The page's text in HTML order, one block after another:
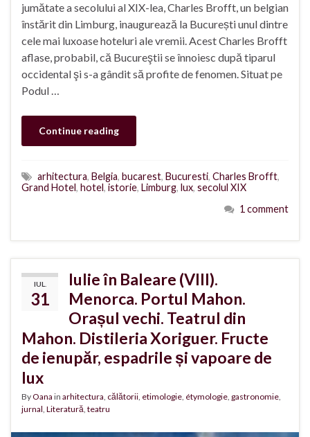
jumătate a secolului al XIX-lea, Charles Brofft, un belgian
înstărit din Limburg, inaugurează la București unul dintre
cele mai luxoase hoteluri ale vremii. Acest Charles Brofft
aflase, probabil, că Bucureştii se înnoiesc după tiparul
occidental şi s-a gândit să profite de fenomen. Situat pe
Podul …
Continue reading
arhitectura, Belgia, bucarest, Bucuresti, Charles Brofft,
Grand Hotel, hotel, istorie, Limburg, lux, secolul XIX
1 comment
IUL.
31
Iulie în Baleare (VIII).
Menorca. Portul Mahon.
Orașul vechi. Teatrul din
Mahon. Distileria Xoriguer. Fructe
de ienupăr, espadrile și vapoare de
lux
ByOana in arhitectura călătorii etimologie étymologie gastronomie
jurnal Literatură teatru